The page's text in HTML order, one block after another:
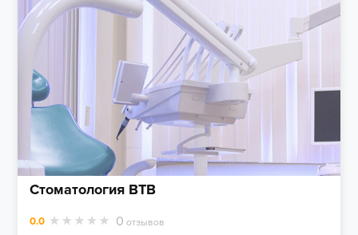
Стоматология ВТВ
0.0 0 отзывов